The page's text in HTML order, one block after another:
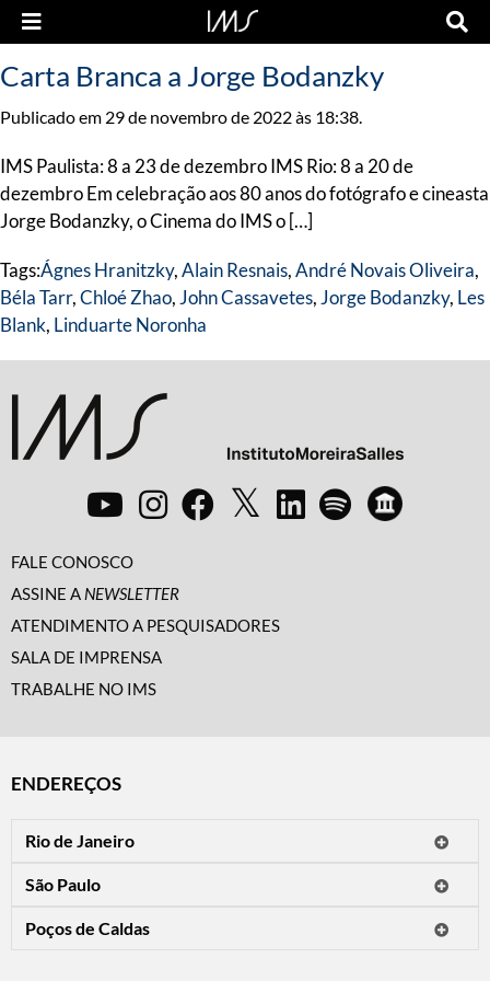
Carta Branca a Jorge Bodanzky
Publicado em 29 de novembro de 2022 às 18:38.
IMS Paulista: 8 a 23 de dezembro IMS Rio: 8 a 20 de
dezembro Em celebração aos 80 anos do fotógrafo e cineasta
Jorge Bodanzky, o Cinema do IMS o […]
Tags:Ágnes Hranitzky,Alain Resnais,André Novais Oliveira,
Béla Tarr,Chloé Zhao, John Cassavetes, Jorge Bodanzky, Les
Blank, Linduarte Noronha
FALE CONOSCO
ASSINE A NEWSLETTER
ATENDIMENTO A PESQUISADORES
SALA DE IMPRENSA
TRABALHE NO IMS
ENDEREÇOS
Rio de Janeiro
Horário de visitação: a programação do IMS no Rio de Janeiro será
apresentada em instituições culturais parceiras.
São Paulo
CEP 01310-300 - São Paulo/SP
Poços de Caldas